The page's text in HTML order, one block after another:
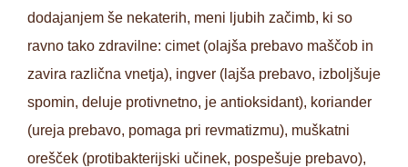
dodajanjem še nekaterih, meni ljubih začimb, ki so
ravno tako zdravilne: cimet (olajša prebavo maščob in
zavira različna vnetja), ingver (lajša prebavo, izboljšuje
spomin, deluje protivnetno, je antioksidant), koriander
(ureja prebavo, pomaga pri revmatizmu), muškatni
orešček (protibakterijski učinek, pospešuje prebavo),